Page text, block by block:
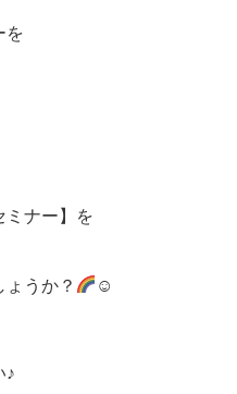
を
ミナー】を
うか？ ☺
♪